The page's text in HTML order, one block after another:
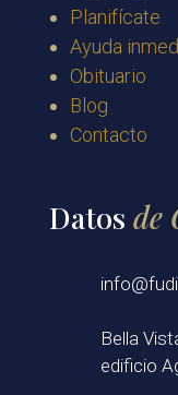
Planifícate
Ayuda
Obituario
Blog
Contacto
Datos de
Bella
edificio